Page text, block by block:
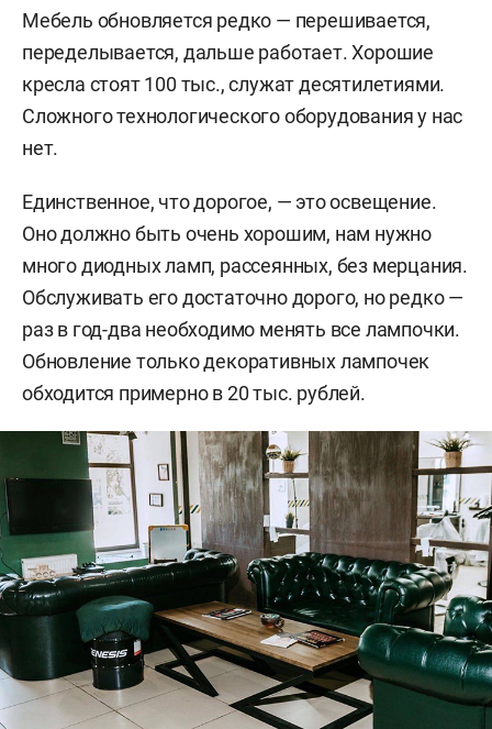
Мебель обновляется редко — перешивается,
переделывается, дальше работает. Хорошие
кресла стоят 100 тыс., служат десятилетиями.
Сложного технологического оборудования у нас
нет.
Единственное, что дорогое, — это освещение.
Оно должно быть очень хорошим, нам нужно
много диодных ламп, рассеянных, без мерцания.
Обслуживать его достаточно дорого, но редко —
раз в год-два необходимо менять все лампочки.
Обновление только декоративных лампочек
обходится примерно в 20 тыс. рублей.